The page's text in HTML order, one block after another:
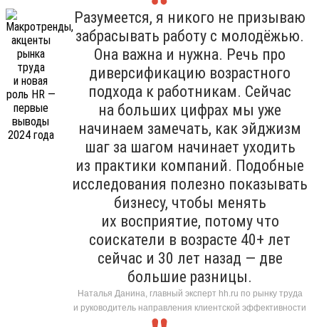
Разумеется, я никого не призываю
забрасывать работу с молодёжью.
Она важна и нужна. Речь про
диверсификацию возрастного
подхода к работникам. Сейчас
на больших цифрах мы уже
начинаем замечать, как эйджизм
шаг за шагом начинает уходить
из практики компаний. Подобные
исследования полезно показывать
бизнесу, чтобы менять
их восприятие, потому что
соискатели в возрасте 40+ лет
сейчас и 30 лет назад — две
большие разницы.
Наталья Данина, главный эксперт hh.ru по рынку труда
и руководитель направления клиентской эффективности